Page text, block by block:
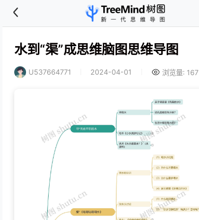
水到“渠”成思维脑图思维导图
U537664771 2024-04-01 浏览量: 167